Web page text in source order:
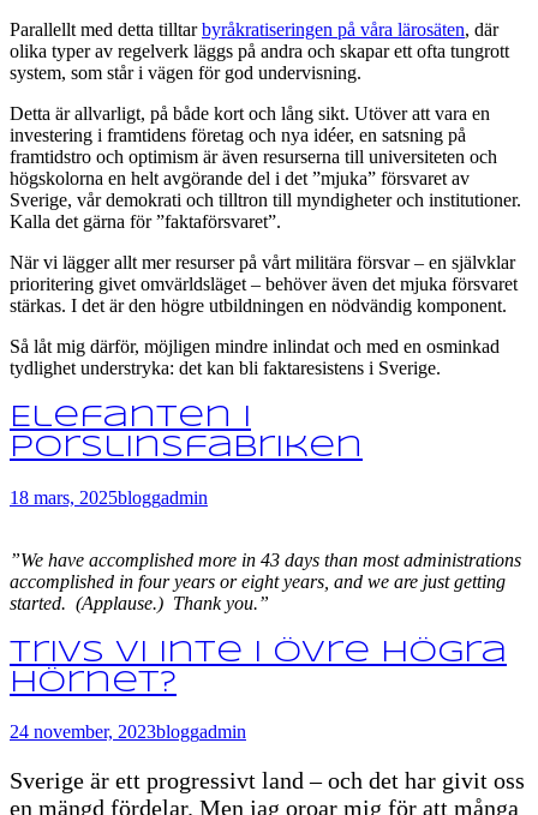
Parallellt med detta tilltarbyråkratiseringen på våra lärosäten, där
olika typer av regelverk läggs på andra och skapar ett ofta tungrott
system, som står i vägen för god undervisning.
Detta är allvarligt, på både kort och lång sikt. Utöver att vara en
investering i framtidens företag och nya idéer, en satsning på
framtidstro och optimism är även resurserna till universiteten och
högskolorna en helt avgörande del i det ”mjuka” försvaret av
Sverige, vår demokrati och tilltron till myndigheter och institutioner.
Kalla det gärna för ”faktaförsvaret”.
När vi lägger allt mer resurser på vårt militära försvar – en självklar
prioritering givet omvärldsläget – behöver även det mjuka försvaret
stärkas. I det är den högre utbildningen en nödvändig komponent.
Så låt mig därför, möjligen mindre inlindat och med en osminkad
tydlighet understryka: det kan bli faktaresistens i Sverige.
Elefanten i
porslinsfabriken
18 mars, 2025bloggadmin
”We have accomplished more in 43 days than most administrations
accomplished in four years or eight years, and we are just getting
started. (Applause.) Thank you.”
Trivs vi inte i övre högra
hörnet?
24 november, 2023bloggadmin
Sverige är ett progressivt land – och det har givit oss
en mängd fördelar. Men jag oroar mig för att många